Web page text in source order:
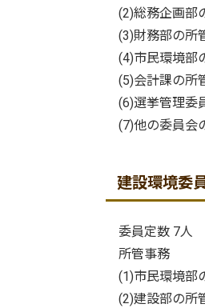
(2)総務企画部
(3)財務部の所
(4)市民環境部
(5)会計課の所
(6)選挙管理委
(7)他の委員会
建設環境委
委員定数 7人
所管事務
(1)市民環境部
(2)建設部の所